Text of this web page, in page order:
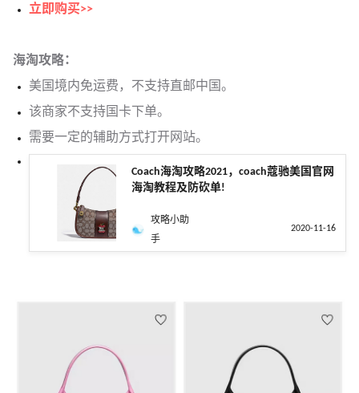
立即购买>>
海淘攻略：
美国境内免运费，不支持直邮中国。
该商家不支持国卡下单。
需要一定的辅助方式打开网站。
Coach海淘攻略2021，coach蔻驰美国官网
海淘教程及防砍单!
攻略小助
手
2020-11-16